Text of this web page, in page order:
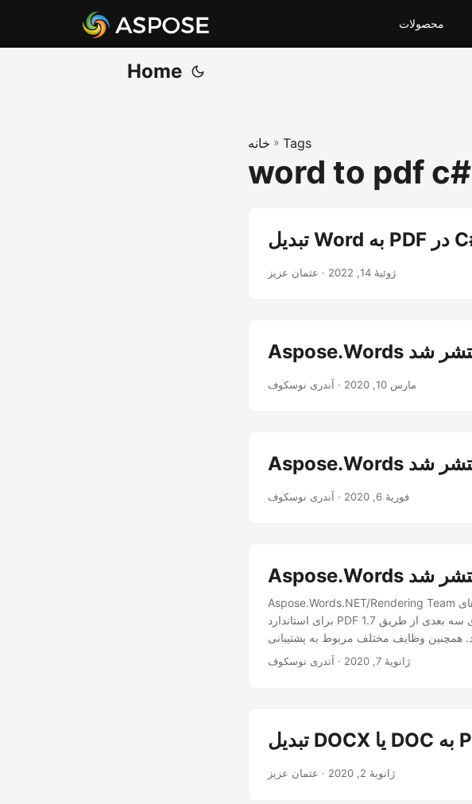
محصولات
Home
خانه » Tags
word to pdf c#
ژوئیهٔ 14, 2022 · عثمان عزیز
مارس 10, 2020 · آندری نوسکوف
فوریهٔ 6, 2020 · آندری نوسکوف
Aspose.Words.NET/Rendering Team تعبیه مستقیم فونت های OpenType را به عنوان ویژگی برنامه ریزی شده
برای استاندارد PDF 1.7 پیاده سازی کرد. آماده سازی اولین نسخه رندر افکت های سه بعدی از طریق OpenGL ادامه
ژانویهٔ 7, 2020 · آندری نوسکوف
ژانویهٔ 2, 2020 · عثمان عزیز